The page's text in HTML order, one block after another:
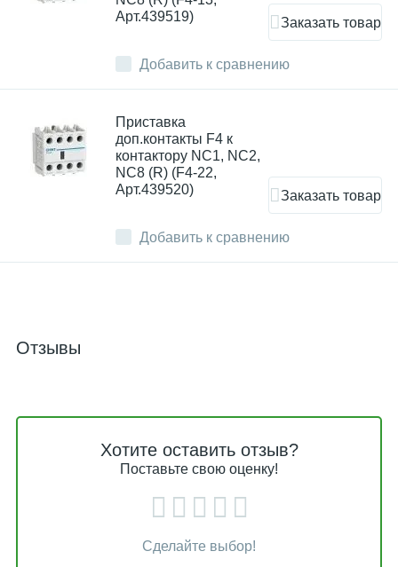
Добавить к сравнению
Арт.439519)
Заказать товар
Добавить к сравнению
Приставка
доп.контакты F4 к
контактору NC1, NC2,
NC8 (R) (F4-22,
Арт.439520)
Заказать товар
Отзывы
Хотите оставить отзыв?
Поставьте свою оценку!
Сделайте выбор!